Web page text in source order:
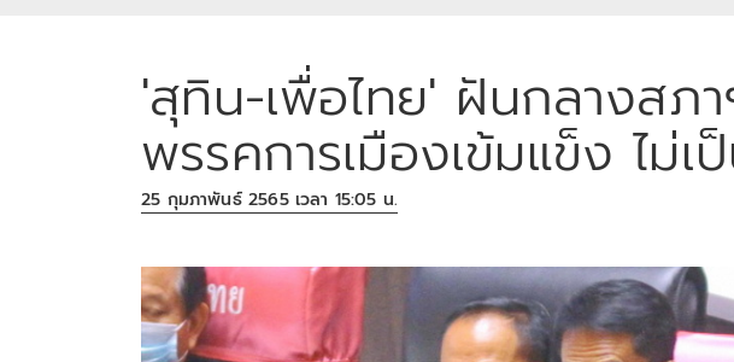
'สุทิน-เพื่อไทย' ฝันกลางสภ
พรรคการเมืองเข้มแข็ง ไม่
25 กุมภาพันธ์ 2565 เวลา 15:05 น.